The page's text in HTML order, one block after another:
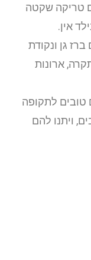
טריקה שקטה
אין.
גן ונקודת
ארונות
טובים לתקופה
ויתנו להם